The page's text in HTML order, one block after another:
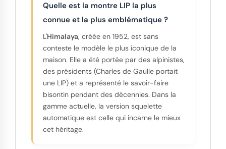
Quelle est la montre LIP la plus
connue et la plus emblématique ?
L'Himalaya, créée en 1952, est sans
conteste le modèle le plus iconique de la
maison. Elle a été portée par des alpinistes,
des présidents (Charles de Gaulle portait
une LIP) et a représenté le savoir-faire
bisontin pendant des décennies. Dans la
gamme actuelle, la version squelette
automatique est celle qui incarne le mieux
cet héritage.